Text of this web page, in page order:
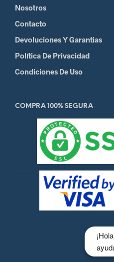
Nosotros
Contacto
Devoluciones Y Garantias
Política De Privacidad
Condiciones De Uso
COMPRA 100% SEGURA